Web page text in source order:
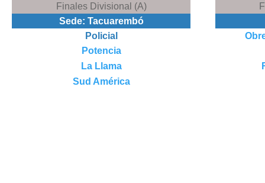
Finales Divisional (A)
Sede: Tacuarembó
Policial
Potencia
La Llama
Sud América